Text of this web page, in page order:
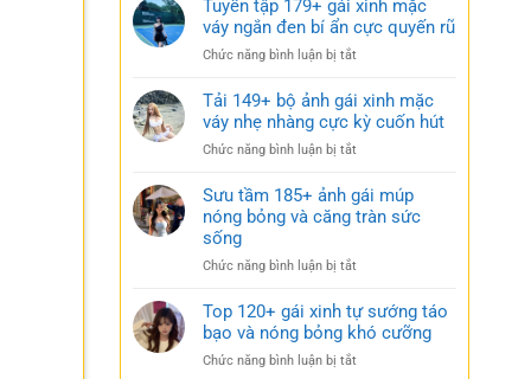
gợi
cảm
ngủ
nhẹ
gợi
cảm
ảnh
gái
xinh
váy
siêu
cực
quyến
Tuyển tập 179+ gái xinh mặc
váy ngắn đen bí ẩn cực quyến rũ
Chức năng bình luận bị tắt
tập
179+
gái
xinh
váy
ngắn
ẩn
quyến
rũ
Tải 149+ bộ ảnh gái xinh mặc
váy nhẹ nhàng cực kỳ cuốn hút
Chức năng bình luận bị tắt
149+
bộ
xinh
váy
nhẹ
cực
Sưu tầm 185+ ảnh gái múp
nóng bỏng và căng tràn sức
sống
Chức năng bình luận bị tắt
tầm
185+
gái
Top 120+ gái xinh tự sướng táo
bạo và nóng bỏng khó cưỡng
Chức năng bình luận bị tắt